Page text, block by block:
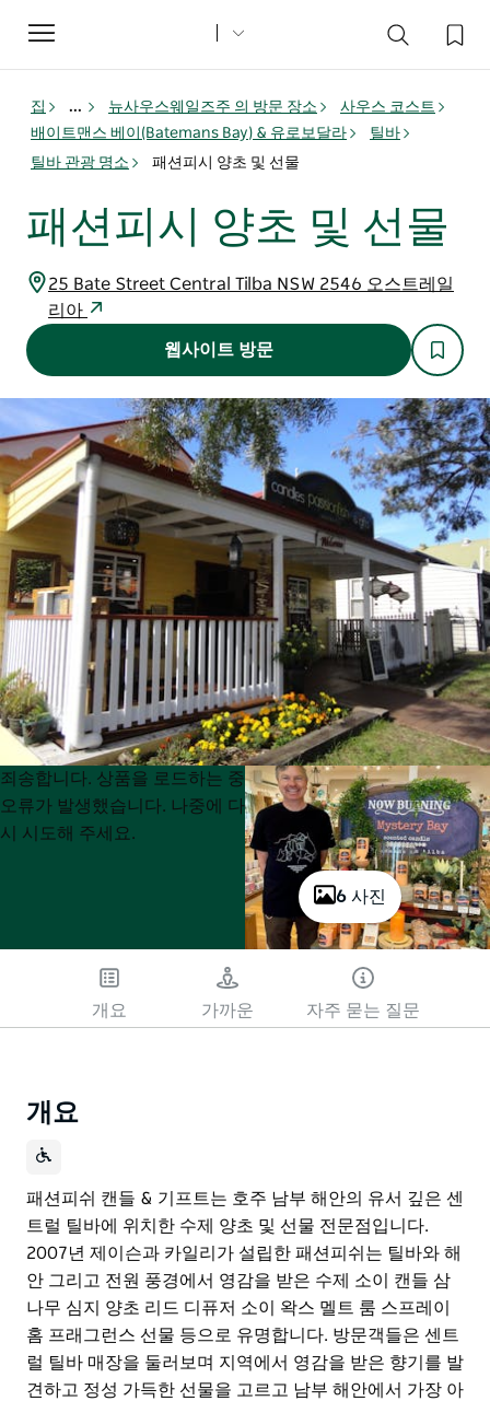
Toggle
navigation
집 ... 뉴사우스웨일즈주 의 방문 장소
사우스 코스트
배이트맨스 베이(Batemans Bay) & 유로보달라
틸바
틸바 관광 명소
패션피시 양초 및 선물
패션피시 양초 및 선물
25 Bate Street Central Tilba NSW 2546 오스트레일
리아
웹사이트 방문
6 사진
Product
List
Product
List
죄송합니다. 상품을 로드하는 중
오류가 발생했습니다. 나중에 다
시 시도해 주세요.
개요 가까운 자주 묻는 질문
개요
패션피쉬 캔들 & 기프트는 호주 남부 해안의 유서 깊은 센
트럴 틸바에 위치한 수제 양초 및 선물 전문점입니다.
2007년 제이슨과 카일리가 설립한 패션피쉬는 틸바와 해
안 그리고 전원 풍경에서 영감을 받은 수제 소이 캔들 삼
나무 심지 양초 리드 디퓨저 소이 왁스 멜트 룸 스프레이
홈 프래그런스 선물 등으로 유명합니다. 방문객들은 센트
럴 틸바 매장을 둘러보며 지역에서 영감을 받은 향기를 발
견하고 정성 가득한 선물을 고르고 남부 해안에서 가장 아